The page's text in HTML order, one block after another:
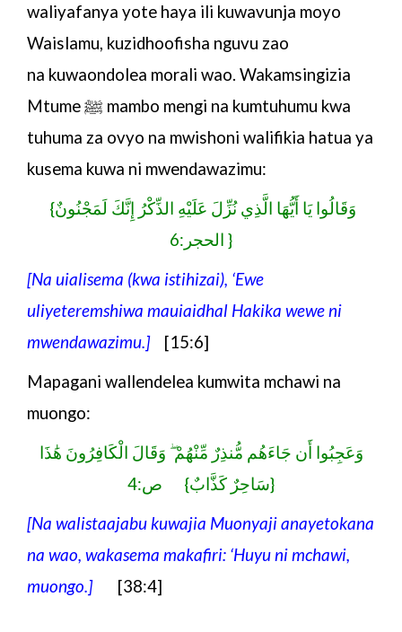
waliyafanya yote haya ili kuwavunja moyo
Waislamu, kuzidhoofisha nguvu zao
na kuwaondolea morali wao. Wakamsingizia
Mtumeﷺ mambo mengi na kumtuhumu kwa
tuhuma za ovyo na mwishoni walifikia hatua ya
kusema kuwa ni mwendawazimu:
وَقَالُوا يَا أَيُّهَا الَّذِي نُزِّلَ عَلَيْهِ الذِّكْرُ إِنَّكَ لَمَجْنُونٌ}
الحجر:6}
[Na uialisema (kwa istihizai), ‘Ewe
uliyeteremshiwa mauiaidhal Hakika wewe ni
mwendawazimu.][15:6]
Mapagani wallendelea kumwita mchawi na
muongo:
وَعَجِبُوا أَن جَاءَهُم مُّنذِرٌ مِّنْهُمْ ۖ وَقَالَ الْكَافِرُونَ هَٰذَا
سَاحِرٌ كَذَّابٌ} ص:4}
[Na walistaajabu kuwajia Muonyaji anayetokana
na wao, wakasema makafiri: ‘Huyu ni mchawi,
muongo.][38:4]